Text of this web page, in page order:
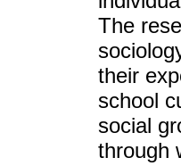
The
their
school
social
through